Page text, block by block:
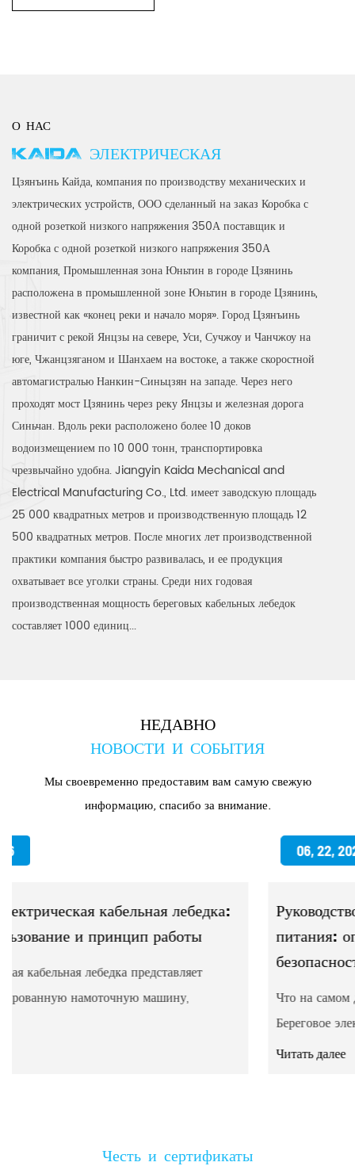
О НАС
KAIDA ЭЛЕКТРИЧЕСКАЯ
Цзянъинь Кайда, компания по производству механических и
электрических устройств, ОООсделанный на заказ Коробка с
одной розеткой низкого напряжения 350А поставщики
Коробка с одной розеткой низкого напряжения 350А
компания, Промышленная зона Юньтин в городе Цзянинь
расположена в промышленной зоне Юньтин в городе Цзянинь,
известной как «конец реки и начало моря». Город Цзянъинь
граничит с рекой Янцзы на севере, Уси, Сучжоу и Чанчжоу на
юге, Чжанцзяганом и Шанхаем на востоке, а также скоростной
автомагистралью Нанкин-Синьцзян на западе. Через него
проходят мост Цзянинь через реку Янцзы и железная дорога
Синьчан. Вдоль реки расположено более 10 доков
водоизмещением по 10 000 тонн, транспортировка
чрезвычайно удобна. Jiangyin Kaida Mechanical and
Electrical Manufacturing Co., Ltd. имеет заводскую площадь
25 000 квадратных метров и производственную площадь 12
500 квадратных метров. После многих лет производственной
практики компания быстро развивалась, и ее продукция
охватывает все уголки страны. Среди них годовая
производственная мощность береговых кабельных лебедок
составляет 1000 единиц...
НЕДАВНО
НОВОСТИ И СОБЫТИЯ
Мы своевременно предоставим вам самую свежую
информацию, спасибо за внимание.
Руководство по береговому источнику
питания: определение размеров,
Что на самом деле делает береговой источник
Береговое электроснабжение — это соединение,
Честь и сертификаты